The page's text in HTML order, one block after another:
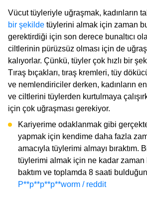
Vücut tüyleriyle uğraşmak, kadınların
bir şekilde tüylerini almak için zaman
gerektirdiği için son derece bunaltıcı
ciltlerinin pürüzsüz olması için de
kalıyorlar. Çünkü, tüyler çok hızlı bir
Tıraş bıçakları, tıraş kremleri, tüy
ve nemlendiriciler derken, kadınların
ve ciltlerini tüylerden kurtulmaya
için çok uğraşması gerekiyor.
Kariyerime odaklanmak gibi
yapmak için kendime daha fazla
amacıyla tüylerimi almayı bıraktım.
tüylerimi almak için ne kadar zaman
baktım ve toplamda 8 saati
P**p**p**p**worm / reddit